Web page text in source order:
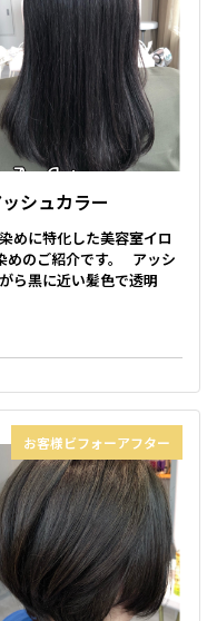
シュカラー
めに特化した美容室イロ
めのご紹介です。 アッシ
ら黒に近い髪色で透明
お客様ビフォーアフター